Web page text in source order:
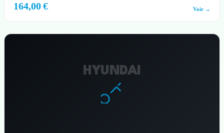
164,00 € Voir →
HYUNDAI